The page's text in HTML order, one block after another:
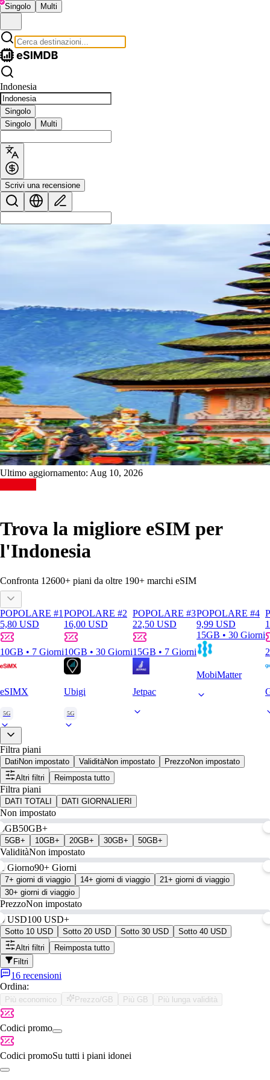
Singolo Multi
Indonesia
Singolo
Singolo
Multi
Scrivi una recensione
Ultimo aggiornamento: Aug 10, 2026
Trova la migliore eSIM per
l'Indonesia
Confronta 12600+ piani da oltre 190+ marchi eSIM
POPOLARE #1
5,80 USD
10GB • 7 Giorni
eSIMX
5G
POPOLARE #2
16,00 USD
10GB • 30 Giorni
Ubigi
5G
POPOLARE #3
22,50 USD
15GB • 7 Giorni
Jetpac
POPOLARE #4
9,99 USD
15GB • 30 Giorni
MobiMatter
Filtra piani
Dati Non impostato ValiditàNon impostato PrezzoNon impostato
Altri filtri
Reimposta tutto
Filtra piani
DATI TOTALI DATI GIORNALIERI
Non impostato
0GB50GB+
5GB+ 10GB+ 20GB+ 30GB+ 50GB+
ValiditàNon impostato
1 Giorno90+ Giorni
7+ giorni di viaggio 14+ giorni di viaggio
21+ giorni di viaggio
30+ giorni di viaggio
PrezzoNon impostato
0 USD100 USD+
Sotto 10 USD Sotto 20 USD Sotto 30 USD
Sotto 40 USD
Altri filtri
Reimposta tutto
Filtri
16 recensioni
Ordina:
Più economico Prezzo/GB Più GB Più lunga validità
Codici promo
Codici promoSu tutti i piani idonei